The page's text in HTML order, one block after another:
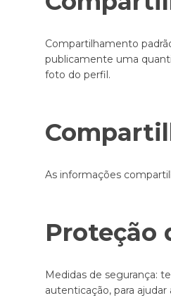
Compartilhamento
publicamente uma
foto do perfil.
As informações
Proteção
Medidas de segurança:
autenticação, para